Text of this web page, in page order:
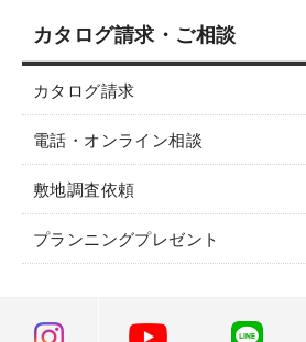
カタログ請求・ご相談
カタログ請求
電話・オンライン相談
敷地調査依頼
プランニングプレゼント